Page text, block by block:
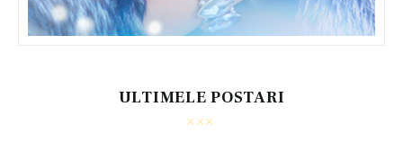
ULTIMELE POSTARI